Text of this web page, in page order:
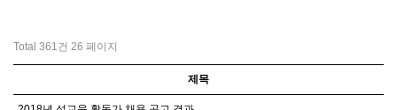
Total 361건 26 페이지
제목